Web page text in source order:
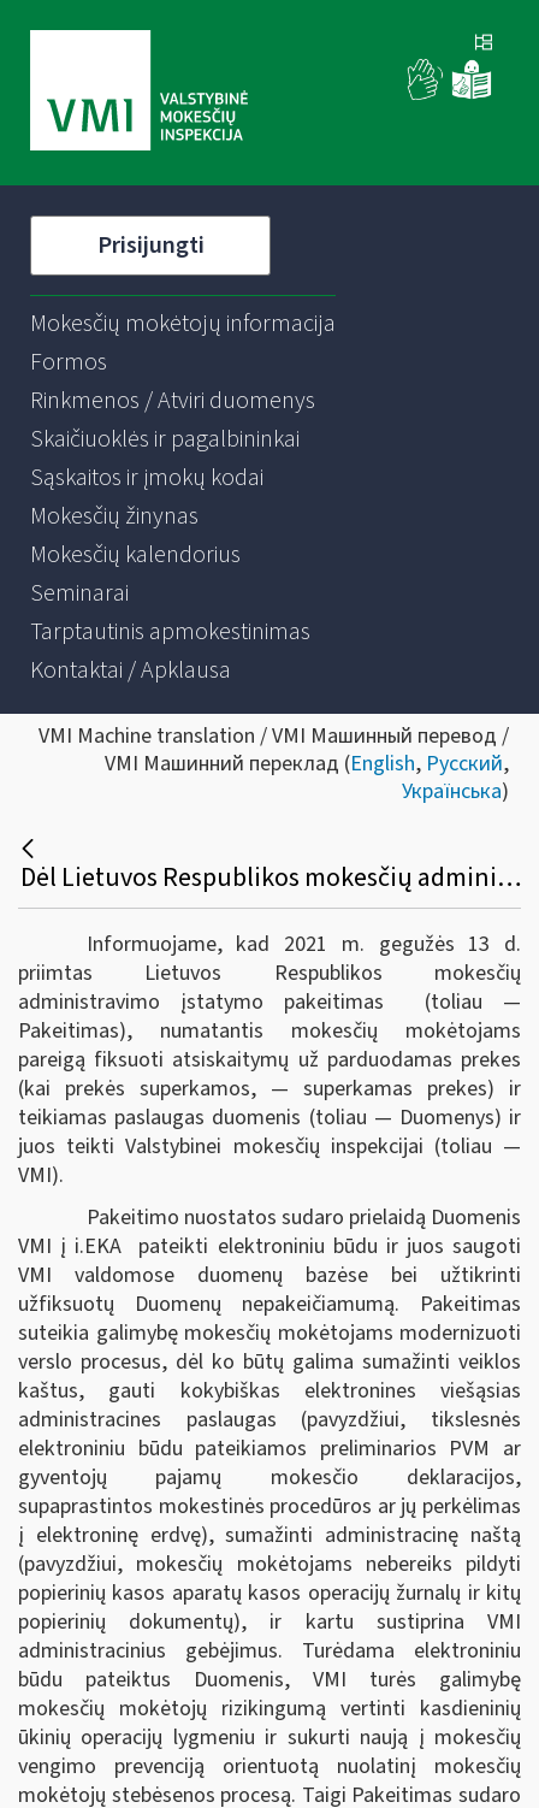
Prisijungti
Mokesčių mokėtojų informacija
Formos
Rinkmenos / Atviri duomenys
Skaičiuoklės ir pagalbininkai
Sąskaitos ir įmokų kodai
Mokesčių žinynas
Mokesčių kalendorius
Seminarai
Tarptautinis apmokestinimas
Kontaktai / Apklausa
VMI Machine translation / VMI Машинный перевод /
VMI Машинний переклад (English, Русский,
Українська)
Dėl Lietuvos Respublikos mokesčių administravimo įstatymo 40 pakeitimo ir įstatymo papildymo 42-4 straipsniu
Informuojame, kad 2021 m. gegužės 13 d.
priimtas Lietuvos Respublikos mokesčių
administravimo įstatymo pakeitimas (toliau —
Pakeitimas), numatantis mokesčių mokėtojams
pareigą fiksuoti atsiskaitymų už parduodamas prekes
(kai prekės superkamos, — superkamas prekes) ir
teikiamas paslaugas duomenis (toliau — Duomenys) ir
juos teikti Valstybinei mokesčių inspekcijai (toliau —
VMI).
Pakeitimo nuostatos sudaro prielaidą Duomenis
VMI į i.EKA pateikti elektroniniu būdu ir juos saugoti
VMI valdomose duomenų bazėse bei užtikrinti
užfiksuotų Duomenų nepakeičiamumą. Pakeitimas
suteikia galimybę mokesčių mokėtojams modernizuoti
verslo procesus, dėl ko būtų galima sumažinti veiklos
kaštus, gauti kokybiškas elektronines viešąsias
administracines paslaugas (pavyzdžiui, tikslesnės
elektroniniu būdu pateikiamos preliminarios PVM ar
gyventojų pajamų mokesčio deklaracijos,
supaprastintos mokestinės procedūros ar jų perkėlimas
į elektroninę erdvę), sumažinti administracinę naštą
(pavyzdžiui, mokesčių mokėtojams nebereiks pildyti
popierinių kasos aparatų kasos operacijų žurnalų ir kitų
popierinių dokumentų), ir kartu sustiprina VMI
administracinius gebėjimus. Turėdama elektroniniu
būdu pateiktus Duomenis, VMI turės galimybę
mokesčių mokėtojų rizikingumą vertinti kasdieninių
ūkinių operacijų lygmeniu ir sukurti naują į mokesčių
vengimo prevenciją orientuotą nuolatinį mokesčių
mokėtojų stebėsenos procesą. Taigi Pakeitimas sudaro